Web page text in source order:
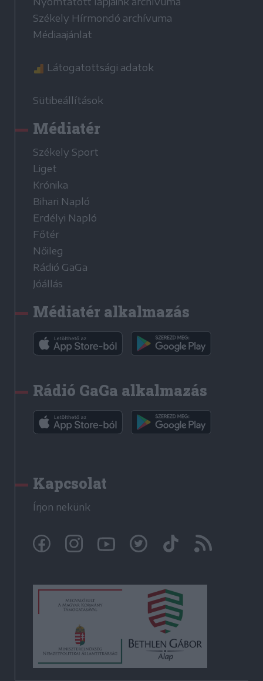
Székely Hírmondó archívuma
Médiaajánlat
Látogatottsági adatok
Sütibeállítások
Médiatér
Székely Sport
Liget
Krónika
Bihari Napló
Erdélyi Napló
Főtér
Nőileg
Rádió GaGa
Jóállás
Médiatér alkalmazás
Rádió GaGa alkalmazás
Kapcsolat
Írjon nekünk